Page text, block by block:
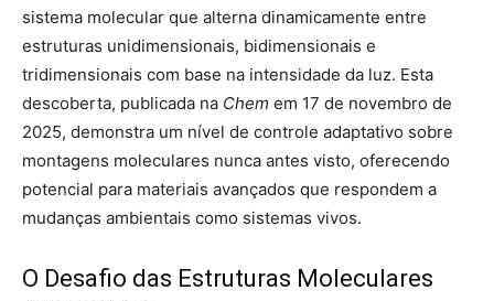
sistema molecular que alterna dinamicamente entre
estruturas unidimensionais, bidimensionais e
tridimensionais com base na intensidade da luz. Esta
descoberta, publicada na Chem em 17 de novembro de
2025, demonstra um nível de controle adaptativo sobre
montagens moleculares nunca antes visto, oferecendo
potencial para materiais avançados que respondem a
mudanças ambientais como sistemas vivos.
O Desafio das Estruturas Moleculares